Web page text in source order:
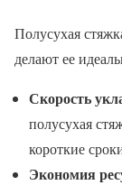
Полусухая
делают ее
Скорость
полусухая
короткие
Экономия